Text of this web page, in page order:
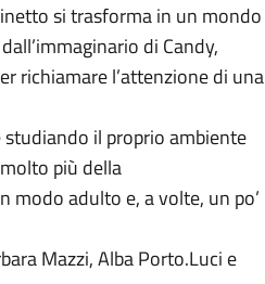
si trasforma in un mondo
di Candy,
richiamare l’attenzione di una
il proprio ambiente
più della
adulto e, a volte, un po’
Mazzi, Alba Porto.Luci e